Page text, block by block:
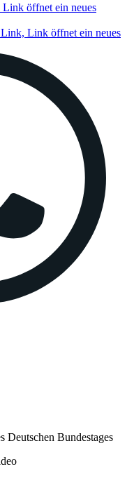
öffnet ein neues
Link öffnet ein neues
Deutschen Bundestages